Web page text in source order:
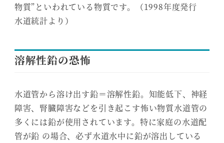
物質”といわれている物質です。（1998年度発行
水道統計より）
溶解性鉛の恐怖
水道管から溶け出す鉛＝溶解性鉛。知能低下、神経
障害、腎臓障害などを引き起こす怖い物質水道管の
多くには鉛が使用されています。特に家庭の水道配
管が鉛 の場合、必ず水道水中に鉛が溶出している